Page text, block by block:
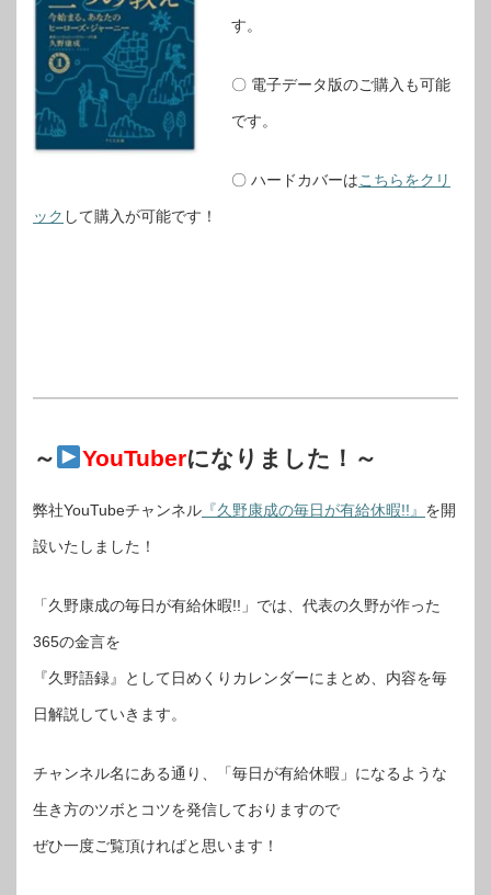
す。
〇 電子データ版のご購入も可能
です。
〇 ハードカバーはこちらをクリ
ック して購入が可能です！
～ YouTuberになりました！～
弊社YouTubeチャンネル 『久野康成の毎日が有給休暇!!』 を開
設いたしました！
「久野康成の毎日が有給休暇!!」では、代表の久野が作った
365の金言を
『久野語録』として日めくりカレンダーにまとめ、内容を毎
日解説していきます。
チャンネル名にある通り、「毎日が有給休暇」になるような
生き方のツボとコツを発信しておりますので
ぜひ一度ご覧頂ければと思います！